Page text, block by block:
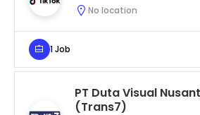
No location
1 Job
PT Duta Visual
(Trans7)